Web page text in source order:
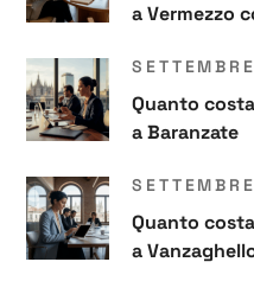
a Vermezzo
Quanto
a Baranzate
Quanto
a